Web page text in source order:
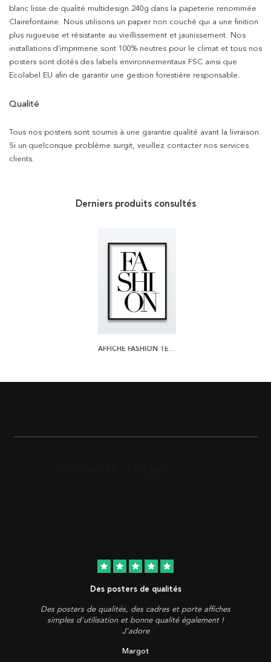
blanc lisse de qualité multidesign 240g dans la papeterie renommée
Clairefontaine. Nous utilisons un papier non couché qui a une finition
plus rugueuse et résistante au vieillissement et jaunissement. Nos
installations d’imprimerie sont 100% neutres pour le climat et tous nos
posters sont dotés des labels environnementaux FSC ainsi que
Ecolabel EU afin de garantir une gestion forestière responsable.
Qualité
Tous nos posters sont soumis à une garantie qualité avant la livraison.
Si un quelconque problème surgit, veuillez contacter nos services
clients.
Derniers produits consultés
AFFICHE FASHION TEXT
star star star star star
Des posters de qualités
Des posters de qualités, des cadres et porte affiches
simples d'utilisation et bonne qualité également !
J'adore
Margot